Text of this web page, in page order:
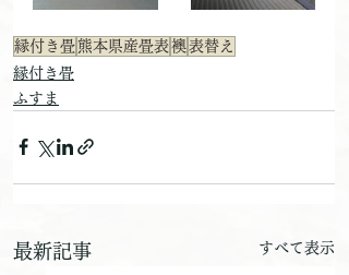
縁付き畳熊本県産畳表襖表替え
縁付き畳
ふすま
最新記事 すべて表示